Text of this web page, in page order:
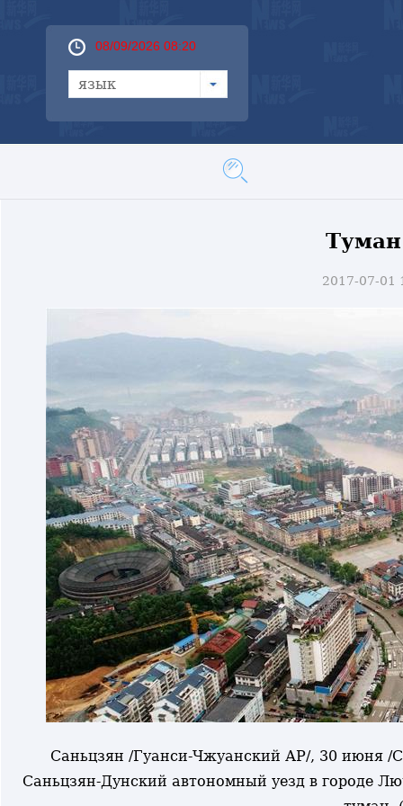
08/09/2026 08:20
язык
2017-07-01
Саньцзян /Гуанси-Чжуанский АР/, 30 июня /
Саньцзян-Дунский автономный уезд в городе